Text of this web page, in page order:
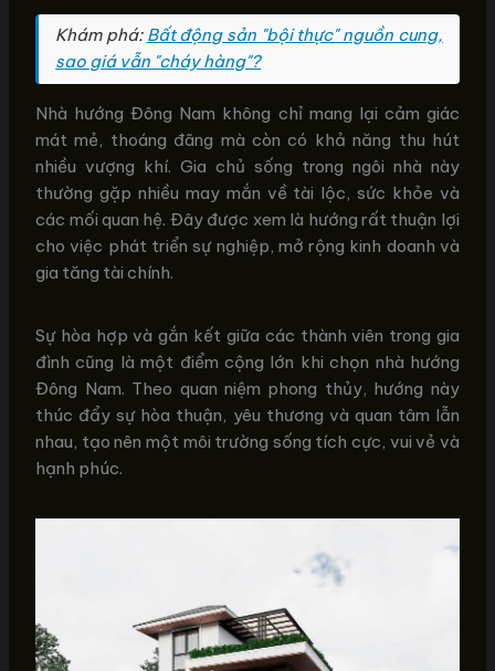
Khám phá: Bất động sản "bội thực" nguồn cung,
sao giá vẫn "cháy hàng"?
Nhà hướng Đông Nam không chỉ mang lại cảm giác
mát mẻ, thoáng đãng mà còn có khả năng thu hút
nhiều vượng khí. Gia chủ sống trong ngôi nhà này
thường gặp nhiều may mắn về tài lộc, sức khỏe và
các mối quan hệ. Đây được xem là hướng rất thuận lợi
cho việc phát triển sự nghiệp, mở rộng kinh doanh và
gia tăng tài chính.
Sự hòa hợp và gắn kết giữa các thành viên trong gia
đình cũng là một điểm cộng lớn khi chọn nhà hướng
Đông Nam. Theo quan niệm phong thủy, hướng này
thúc đẩy sự hòa thuận, yêu thương và quan tâm lẫn
nhau, tạo nên một môi trường sống tích cực, vui vẻ và
hạnh phúc.